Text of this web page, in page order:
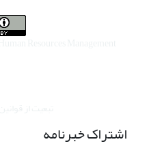
اشتراک خبرنامه